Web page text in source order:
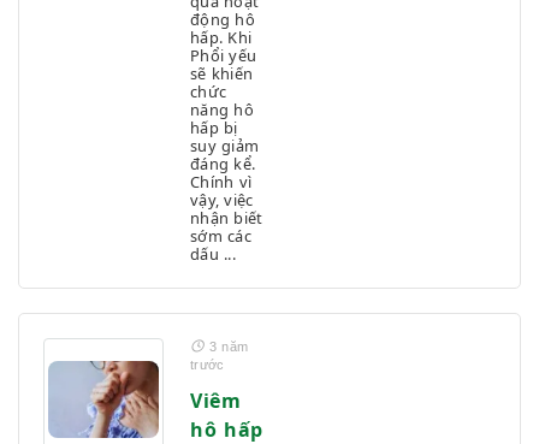
động hô
hấp. Khi
Phổi yếu
sẽ khiến
chức
năng hô
hấp bị
suy giảm
đáng kể.
Chính vì
vậy, việc
nhận biết
sớm các
dấu ...
3 năm
trước
Viêm
hô hấp